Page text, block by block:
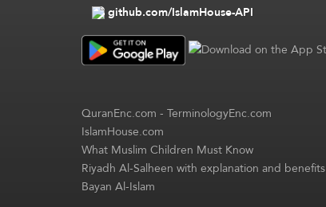
github.com/IslamHouse-API
QuranEnc.com-TerminologyEnc.com
IslamHouse.com
What Muslim Children Must Know
Riyadh Al-Salheen with explanation and benefits
Bayan Al-Islam